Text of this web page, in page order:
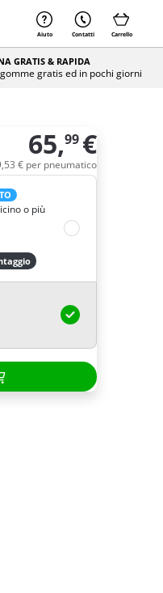
Aiuto Contatti Carrello
GRATIS & RAPIDA
gratis ed in pochi giorni
65,99 €
53 € per pneumatico
o più